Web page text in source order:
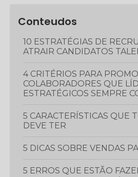
Conteudos
10 ESTRATÉGIAS DE RECRUTAMENTO PARA
ATRAIR CANDIDATOS
4 CRITÉRIOS PARA PROMOÇÃO DE
COLABORADORES QUE
ESTRATÉGICOS SEMPRE
5 CARACTERÍSTICAS QUE TODO LÍDER
DEVE TER
5 DICAS SOBRE VENDAS
5 ERROS QUE ESTÃO FAZENDO VOCÊ